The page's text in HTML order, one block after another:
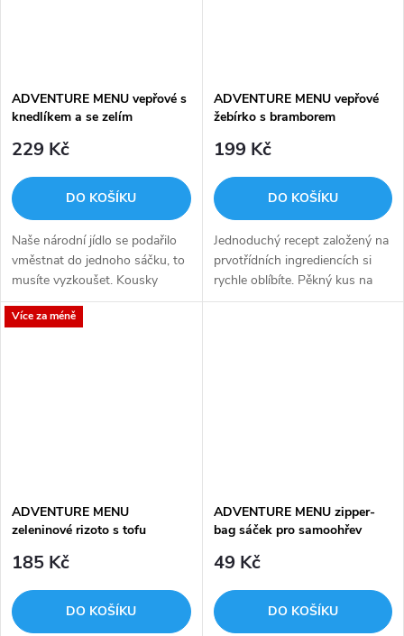
ADVENTURE MENU vepřové s
knedlíkem a se zelím
229 Kč
DO KOŠÍKU
Naše národní jídlo se podařilo
vměstnat do jednoho sáčku, to
musíte vyzkoušet. Kousky
vypečené šťavnaté vepřové
plece s česnekem, bílé zelí s
ADVENTURE MENU vepřové
žebírko s bramborem
199 Kč
DO KOŠÍKU
Jednoduchý recept založený na
prvotřídních ingrediencích si
rychle oblíbíte. Pěkný kus na
pánvi opečené libové vepřové
Více za méně
ADVENTURE MENU
zeleninové rizoto s tofu
185 Kč
DO KOŠÍKU
ADVENTURE MENU zipper-
bag sáček pro samoohřev
49 Kč
DO KOŠÍKU